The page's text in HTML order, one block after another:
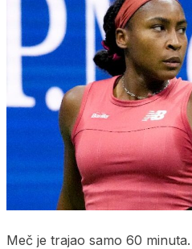
Meč je trajao samo 60